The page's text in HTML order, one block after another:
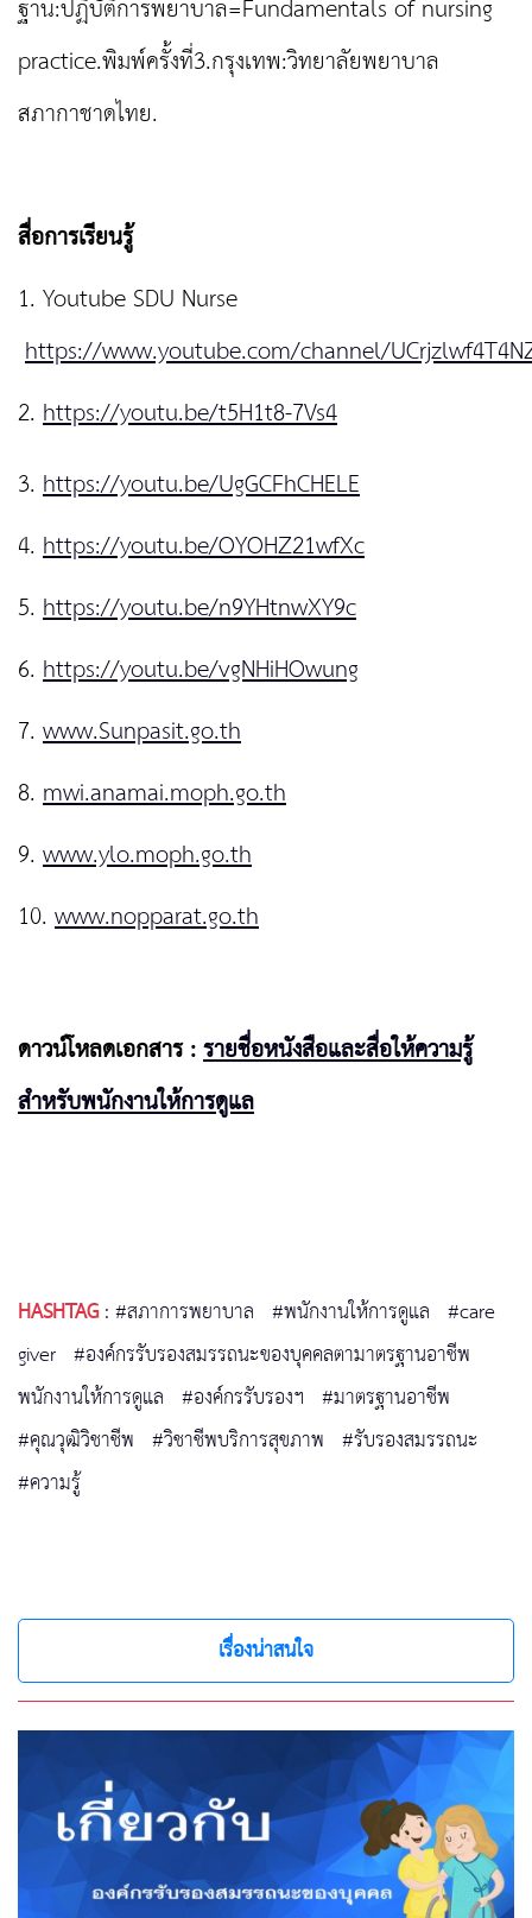
ฐาน:ปฏิบัติการพยาบาล=Fundamentals of nursing
practice.พิมพ์ครั้งที่3.กรุงเทพ:วิทยาลัยพยาบาล
สภากาชาดไทย.
สื่อการเรียนรู้
1. Youtube SDU Nurse
https://www.youtube.com/channel/
2. https://youtu.be/t5H1t8-7Vs4
3. https://youtu.be/UgGCFhCHELE
4. https://youtu.be/OYOHZ21wfXc
5. https://youtu.be/n9YHtnwXY9c
6. https://youtu.be/vgNHiHOwung
7. www.Sunpasit.go.th
8. mwi.anamai.moph.go.th
9. www.ylo.moph.go.th
10. www.nopparat.go.th
ดาวน์โหลดเอกสาร :รายชื่อหนังสือและสื่อให้ความรู้
สำหรับพนักงานให้การดูแล
HASHTAG:#สภาการพยาบาล #พนักงานให้การดูแล #care
giver #องค์กรรับรองสมรรถนะของบุคคลตามาตรฐานอาชีพ
พนักงานให้การดูแล #องค์กรรับรองฯ #มาตรฐานอาชีพ
#คุณวุฒิวิชาชีพ #วิชาชีพบริการสุขภาพ #รับรองสมรรถนะ
#ความรู้
เรื่องน่าสนใจ